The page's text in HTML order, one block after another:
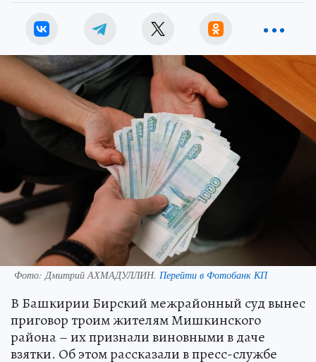
Фото:Дмитрий АХМАДУЛЛИН. Перейти в Фотобанк КП
В Башкирии Бирский межрайонный суд вынес
приговор троим жителям Мишкинского
района – их признали виновными в даче
взятки. Об этом рассказали в пресс-службе